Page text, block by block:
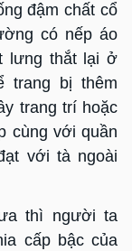
đậm chất cổ
có nếp áo
lưng thắt lại ở
trang bị thêm
trang trí hoặc
cùng với quần
với tà ngoài
thì người ta
cấp bậc của